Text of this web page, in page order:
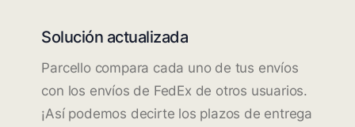
Solución actualizada
Parcello compara cada uno de tus envíos
con los envíos de FedEx de otros usuarios.
¡Así podemos decirte los plazos de entrega